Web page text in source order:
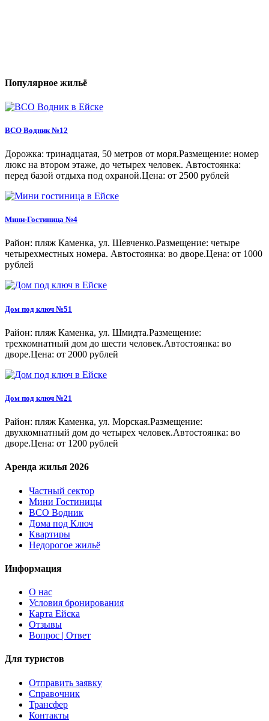
Популярное жильё
ВСО Водник №12
Дорожка: тринадцатая, 50 метров от моря.Размещение: номер
люкс на втором этаже, до четырех человек. Автостоянка:
перед базой отдыха под охраной.Цена: от 2500 рублей
Мини-Гостиница №4
Район: пляж Каменка, ул. Шевченко.Размещение: четыре
четырехместных номера. Автостоянка: во дворе.Цена: от 1000
рублей
Дом под ключ №51
Район: пляж Каменка, ул. Шмидта.Размещение:
трехкомнатный дом до шести человек.Автостоянка: во
дворе.Цена: от 2000 рублей
Дом под ключ №21
Район: пляж Каменка, ул. Морская.Размещение:
двухкомнатный дом до четырех человек.Автостоянка: во
дворе.Цена: от 1200 рублей
Аренда жилья 2026
Частный сектор
Мини Гостиницы
ВСО Водник
Дома под Ключ
Квартиры
Недорогое жильё
Информация
О наc
Условия бронирования
Карта Ейска
Отзывы
Вопрос | Ответ
Для туристов
Отправить заявку
Справочник
Трансфер
Контакты